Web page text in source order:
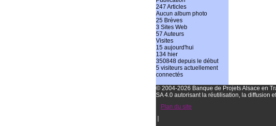
247 Articles
Aucun album photo
25 Brèves
3 Sites Web
57 Auteurs
Visites
15 aujourd'hui
134 hier
350848 depuis le début
5 visiteurs actuellement
connectés
© 2004-2026 Banque de Projets Alsace en
SA 4.0 autorisant la réutilisation, la diffusion
Plan du site